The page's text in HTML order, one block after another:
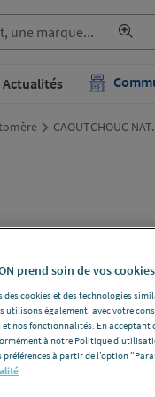
Actualités
CAOUTCHOUC
prend soin de vos
des cookies et des technologies
utilisons également, avec votre
nos fonctionnalités. En acceptant
à notre Politique
à partir de l’option